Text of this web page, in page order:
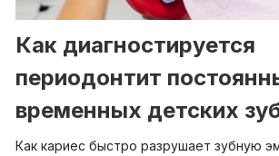
Как диагностируется
периодонтит
временных детских
Как кариес быстро разрушает зубную